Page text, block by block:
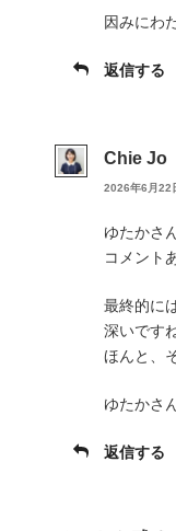
因みにわ
返信する
Chie Jo
2026年6月22
ゆたかさ
コメント
最終的に
深いです
ほんと、
ゆたかさ
返信する